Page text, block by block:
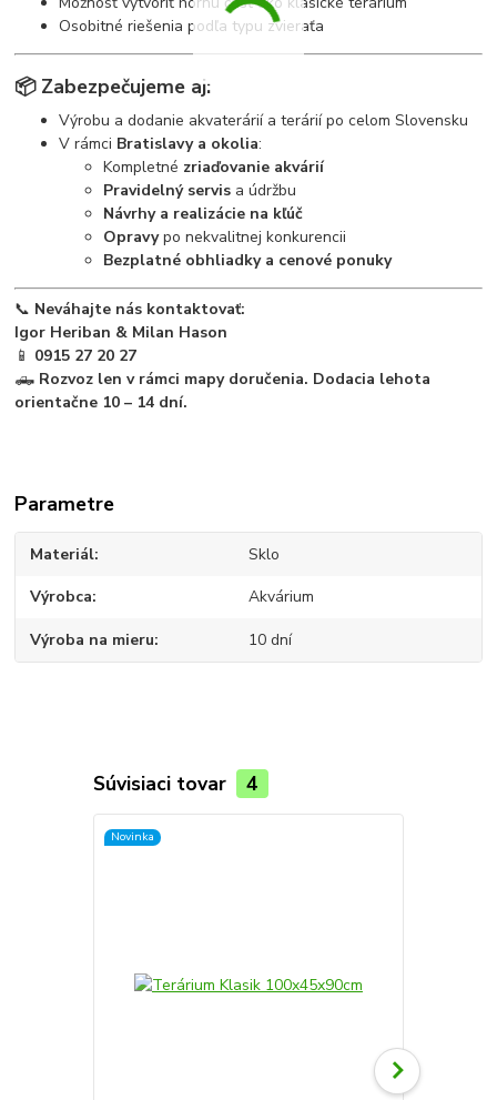
Osobitné riešenia podľa typu zvieraťa
📦 Zabezpečujeme aj:
Výrobu a dodanie akvaterárií a terárií po celom Slovensku
V rámci Bratislavy a okolia:
Kompletné zriaďovanie akvárií
Pravidelný servis a údržbu
Návrhy a realizácie na kľúč
Opravypo nekvalitnej konkurencii
Bezplatné obhliadky a cenové ponuky
📞 Neváhajte nás kontaktovať:
Igor Heriban & Milan Hason
📱 0915 27 20 27
🛻 Rozvoz len v rámci mapy doručenia. Dodacia lehota
orientačne 10 – 14 dní.
Parametre
Materiál Sklo
Výrobca Akvárium
Výroba na mieru 10 dní
Súvisiaci tovar 4
Novinka